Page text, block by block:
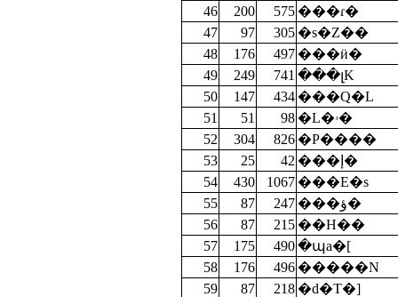
46
200 575 ���ɾ�
47
97 305 �s�Z��
48
176 497 ���ӥ�
49
249 741 ���լK
50
147 434 ���Q�L
51
51 98
�L�ۥ�
52
304 826 �P����
53
25 42
���إ�
54
430 1067 ���E�s
55
87 247
���ؤ�
56
87 215 ��H��
57
175 490 �պa�[
58
176 496 �����N
59
87 218 �d�T�]